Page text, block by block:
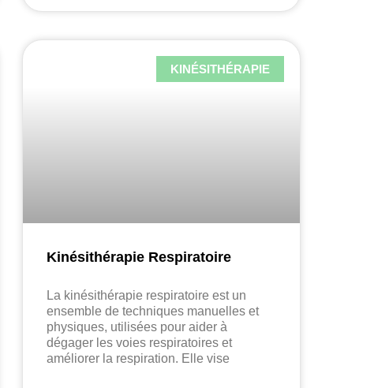
KINÉSITHÉRAPIE
Kinésithérapie Respiratoire
La kinésithérapie respiratoire est un
ensemble de techniques manuelles et
physiques, utilisées pour aider à
dégager les voies respiratoires et
améliorer la respiration. Elle vise